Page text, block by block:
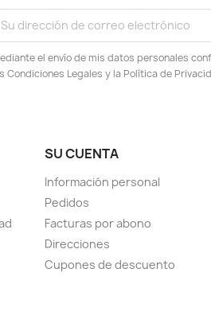
el envío de mis datos personales
Condiciones Legales y la Política de
SU CUENTA
Información personal
Pedidos
Facturas por abono
Direcciones
Cupones de descuento